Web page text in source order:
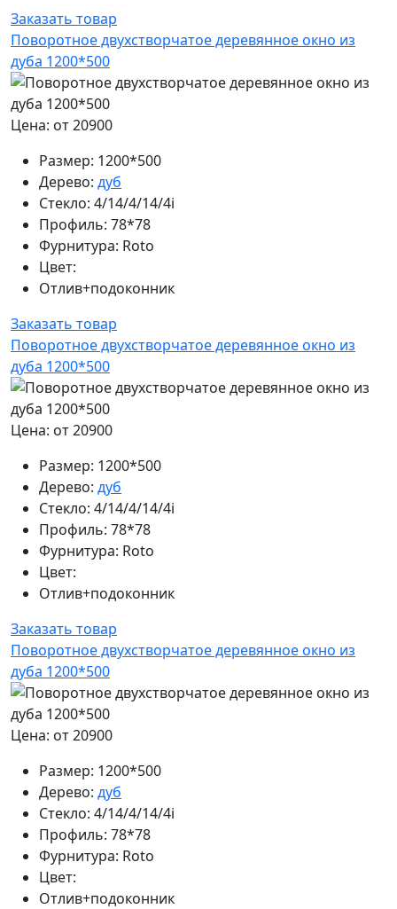
Заказать товар
Поворотное двухстворчатое деревянное окно из
дуба 1200*500
Цена: от 20900
Размер: 1200*500
Дерево: дуб
Стекло: 4/14/4/14/4i
Профиль: 78*78
Фурнитура: Roto
Цвет:
Отлив+подоконник
Заказать товар
Поворотное двухстворчатое деревянное окно из
дуба 1200*500
Цена: от 20900
Размер: 1200*500
Дерево: дуб
Стекло: 4/14/4/14/4i
Профиль: 78*78
Фурнитура: Roto
Цвет:
Отлив+подоконник
Заказать товар
Поворотное двухстворчатое деревянное окно из
дуба 1200*500
Цена: от 20900
Размер: 1200*500
Дерево: дуб
Стекло: 4/14/4/14/4i
Профиль: 78*78
Фурнитура: Roto
Цвет:
Отлив+подоконник